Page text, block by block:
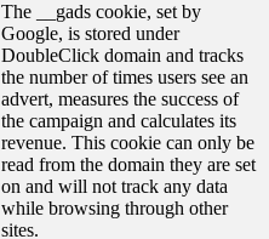
The __gads cookie, set by
Google, is stored under
DoubleClick domain and tracks
the number of times users see an
advert, measures the success of
the campaign and calculates its
revenue. This cookie can only be
read from the domain they are set
on and will not track any data
while browsing through other
sites.